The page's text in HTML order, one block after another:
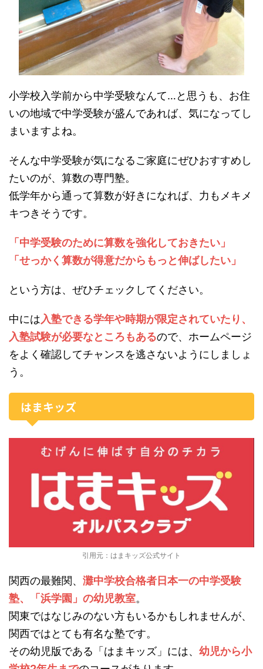
小学校入学前から中学受験なんて…と思うも、お住
いの地域で中学受験が盛んであれば、気になってし
まいますよね。
そんな中学受験が気になるご家庭にぜひおすすめし
たいのが、算数の専門塾。
低学年から通って算数が好きになれば、力もメキメ
キつきそうです。
「中学受験のために算数を強化しておきたい」
「せっかく算数が得意だからもっと伸ばしたい」
という方は、ぜひチェックしてください。
中には入塾できる学年や時期が限定されていたり、
入塾試験が必要なところもあるので、ホームページ
をよく確認してチャンスを逃さないようにしましょ
う。
はまキッズ
引用元：はまキッズ公式サイト
関西の最難関、 灘中学校合格者日本一の中学受験
塾、「浜学園」の幼児教室。
関東ではなじみのない方もいるかもしれませんが、
関西ではとても有名な塾です。
その幼児版である「はまキッズ」には、 幼児から小